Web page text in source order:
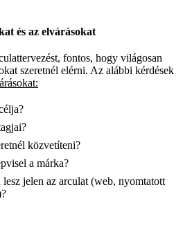
és az elvárásokat
fontos, hogy világosan
szeretnél elérni. Az alábbi kérdések
közvetíteni?
a márka?
jelen az arculat (web, nyomtatott